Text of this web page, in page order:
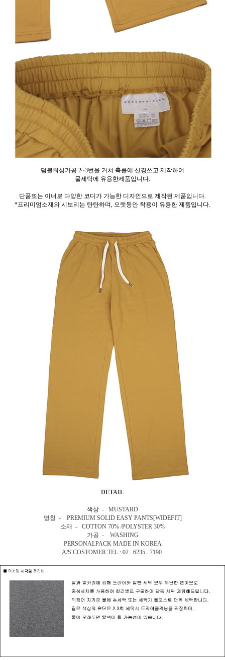
덤블워싱가공 2~3번을 거쳐 축률에 신경쓰고 제작하여
물세탁에 유용한제품입니다.
단품또는 이너로 다양한 코디가 가능한 디자인으로 제작된 제품입니다.
*프리미엄소재와 시보리는 탄탄하며, 오랫동안 착용이 유용한 제품입니다.
DETAIL
색상 - MUSTARD
명칭 - PREMIUM SOLID EASY PANTS[WIDEFIT]
소재 - COTTON 70% /POLYSTER 30%
가공 - WASHING
PERSONALPACK MADE IN KOREA
A/S COSTOMER TEL : 02 . 6235 . 7190